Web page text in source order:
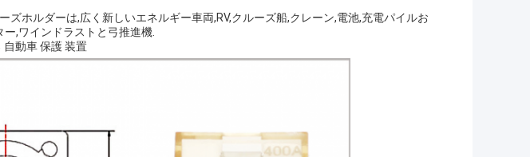
ズホルダーは,広く新しいエネルギー車両,RV,クルーズ船,クレーン,電池,充電パイルお
,ワインドラストと弓推進機.
自動車 保護 装置